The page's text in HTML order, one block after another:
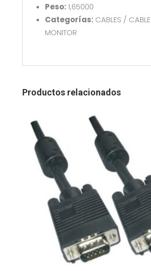
Peso:1,65000
Categorías:CABLES / CABLE
MONITOR
Productos relacionados